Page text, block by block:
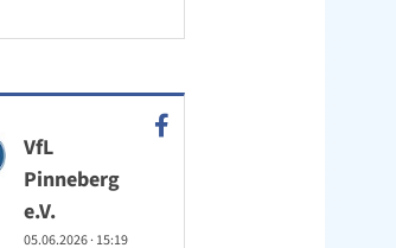
VfL
Pinneberg
e.V.
05.06.2026· 15:19